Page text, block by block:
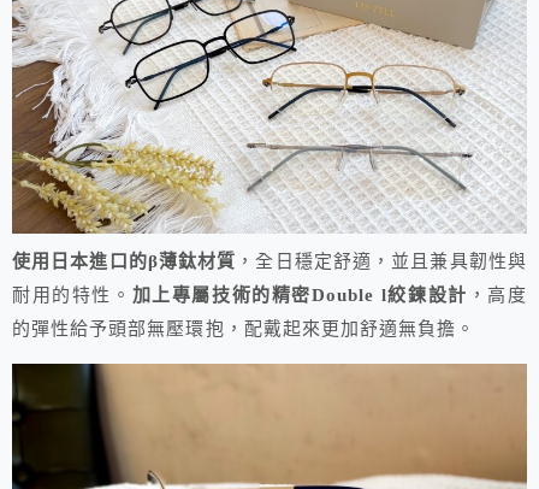
使用日本進口的β薄鈦材質 ，全日穩定舒適，並且兼具韌性與
耐用的特性。 加上專屬技術的精密Double l絞鍊設計 ，高度
的彈性給予頭部無壓環抱，配戴起來更加舒適無負擔。